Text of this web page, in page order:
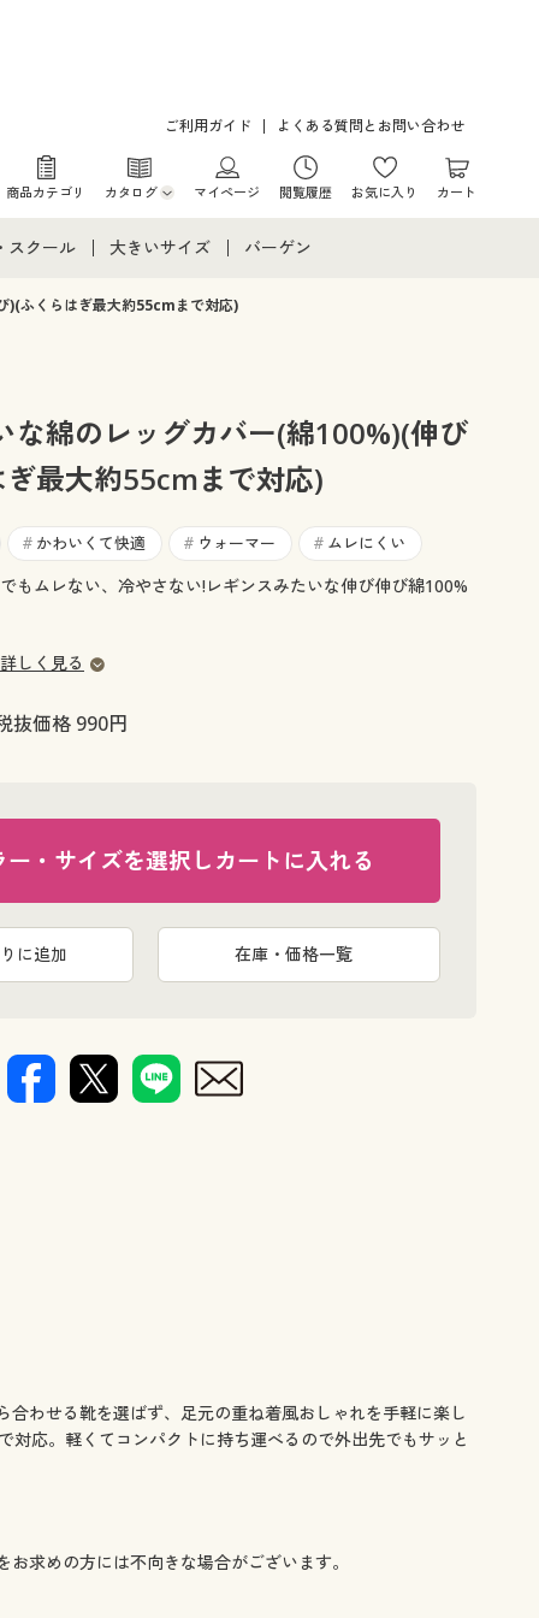
ご利用ガイド よくある質問とお問い合わせ
商品カテゴリ カタログ
カタログ・チラシからのご注文
マイページ 閲覧履歴 お気に入り カート
スクール
スクールすべて
ア・ティーンズ下着
大きいサイズ
大きいサイズ通販すべて
大きいサイズ レディース下着
大きいサイズ メンズ
大きいサイズ 事務・制服
バーゲン
)(ふくらはぎ最大約55cmまで対応)
な綿のレッグカバー(綿100%)(伸び
最大約55cmまで対応)
# かわいくて快適 # ウォーマー # ムレにくい
もムレない、冷やさない!レギンスみたいな伸び伸び綿100%
しく見る
抜価格 990円
ー・サイズを選択しカートに入れる
に追加 在庫・価格一覧
わせる靴を選ばず、足元の重ね着風おしゃれを手軽に楽し
応。軽くてコンパクトに持ち運べるので外出先でもサッと
求めの方には不向きな場合がございます。